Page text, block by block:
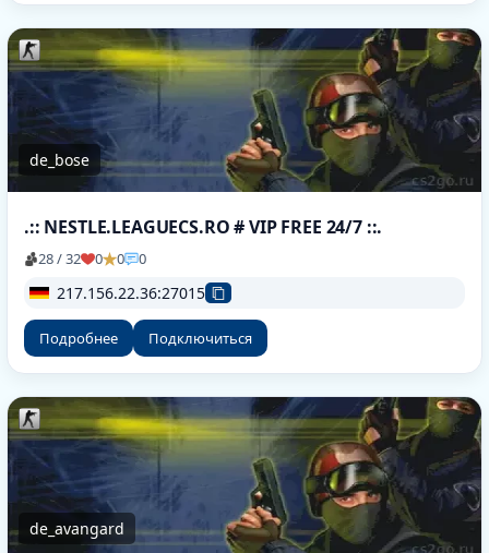
de_bose
.:: NESTLE.LEAGUECS.RO # VIP FREE 24/7 ::.
28 / 32 0 0 0
217.156.22.36:27015
Подробнее Подключиться
de_avangard